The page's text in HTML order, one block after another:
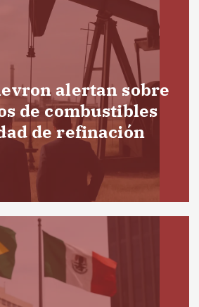
alertan sobre
de combustibles
de refinación